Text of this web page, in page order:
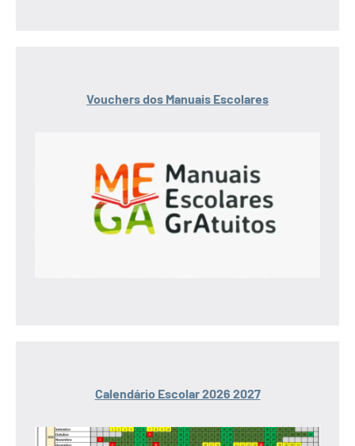
Vouchers dos Manuais Escolares
Calendário Escolar 2026 2027